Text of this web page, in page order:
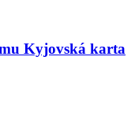
Kyjovská karta